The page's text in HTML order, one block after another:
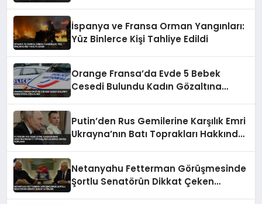
İspanya ve Fransa Orman Yangınları:
Yüz Binlerce Kişi Tahliye Edildi
Orange Fransa’da Evde 5 Bebek
Cesedi Bulundu Kadın Gözaltına
Putin’den Rus Gemilerine Karşılık Emri
Ukrayna’nın Batı Toprakları Hakkında
Netanyahu Fetterman Görüşmesinde
Şortlu Senatörün Dikkat Çeken